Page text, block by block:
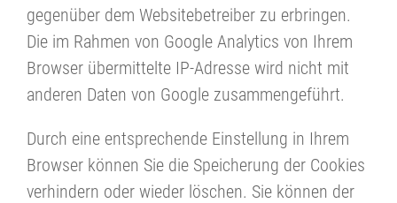
gegenüber dem Websitebetreiber zu erbringen.
Die im Rahmen von Google Analytics von Ihrem
Browser übermittelte IP-Adresse wird nicht mit
anderen Daten von Google zusammengeführt.
Durch eine entsprechende Einstellung in Ihrem
Browser können Sie die Speicherung der Cookies
verhindern oder wieder löschen. Sie können der